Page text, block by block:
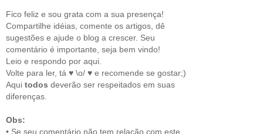
Fico feliz e sou grata com a sua presença!
Compartilhe idéias, comente os artigos, dê
sugestões e ajude o blog a crescer. Seu
comentário é importante, seja bem vindo!
Leio e respondo por aqui.
Volte para ler, tá ♥ \o/ ♥ e recomende se gostar;)
Aqui todos deverão ser respeitados em suas
diferenças.
Obs:
• Se seu comentário não tem relação com este